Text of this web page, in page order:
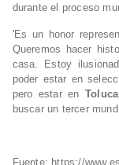
durante el proceso
'Es un honor
Queremos hacer
casa. Estoy
poder estar en
pero estar en Toluca
buscar un tercer
Fuente: https://